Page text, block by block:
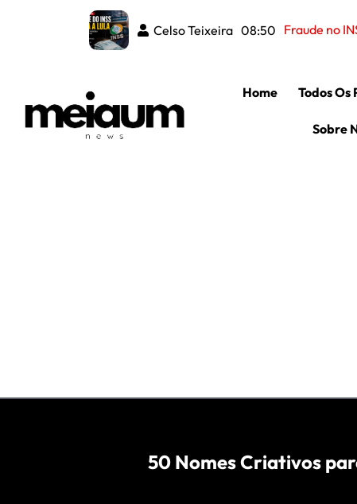
Celso Teixeira 08:50 Fraude no
Home Todos Os
Sobre
50 Nomes Criativos